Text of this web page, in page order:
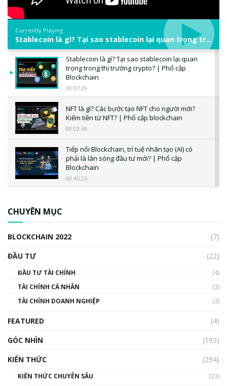
Currently Playing
Stablecoin là gì? Tại sao stablecoin lại quan trọng trong thị trường crypto? | Phổ cập Blockchain
Stablecoin là gì? Tại sao stablecoin lại quan
trọng trong thị trường crypto? | Phổ cập
Blockchain
00:07:29
NFT là gì? Các bước tạo NFT cho người mới?
Kiếm tiền từ NFT? | Phổ cập blockchain
00:03:46
Tiếp nối Blockchain, trí tuệ nhân tạo (AI) có
phải là làn sóng đầu tư mới? | Phổ cập
Blockchain
00:45:25
00:02:14
Nhìn lại năm 2022: Những sự kiện ảnh hưởng
đến hệ sinh thái tiền mã hoá | Phổ cập
CHUYÊN MỤC
BLOCKCHAIN 2022
(7)
ĐẦU TƯ
(22)
ĐẦU TƯ TÀI CHÍNH
(4)
TÀI CHÍNH CÁ NHÂN
(3)
TÀI CHÍNH DOANH NGHIỆP
(3)
FEATURED
(4)
GÓC NHÌN
(193)
KIẾN THỨC
(294)
KIẾN THỨC CHUYÊN SÂU
(23)